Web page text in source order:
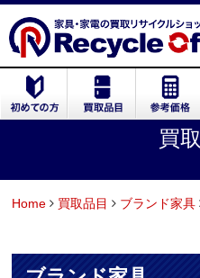
買
Home 買取品目 ブランド家具